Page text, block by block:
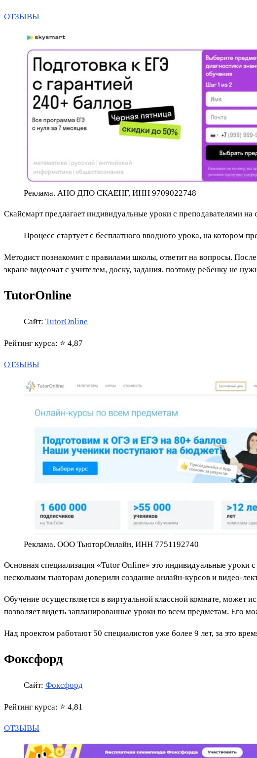
ОТЗЫВЫ
Реклама. АНО ДПО СКАЕНГ, ИНН 9709022748
Скайсмарт предлагает индивидуальные уроки с преподавателями
Процесс стартует с бесплатного вводного урока, на котором
Методист познакомит с правилами школы, ответит на вопросы.
экране видеочат с учителем, доску, задания, поэтому ребенку не
TutorOnline
Сайт: TutorOnline
Рейтинг курса: ⭐ 4,87
ОТЗЫВЫ
Реклама. ООО ТьюторОнлайн, ИНН 7751192740
Основная специализация «Tutor Online» это индивидуальные уроки
нескольким тьюторам доверили создание онлайн-курсов и видео-
Обучение осуществляется в виртуальной классной комнате, может
позволяет видеть запланированные уроки по всем предметам. Его
Над проектом работают 50 специалистов уже более 9 лет, за это
Фоксфорд
Сайт: Фоксфорд
Рейтинг курса: ⭐ 4,81
ОТЗЫВЫ